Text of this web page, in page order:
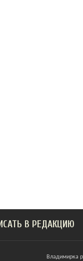
В РЕДАКЦИЮ
Владимирка